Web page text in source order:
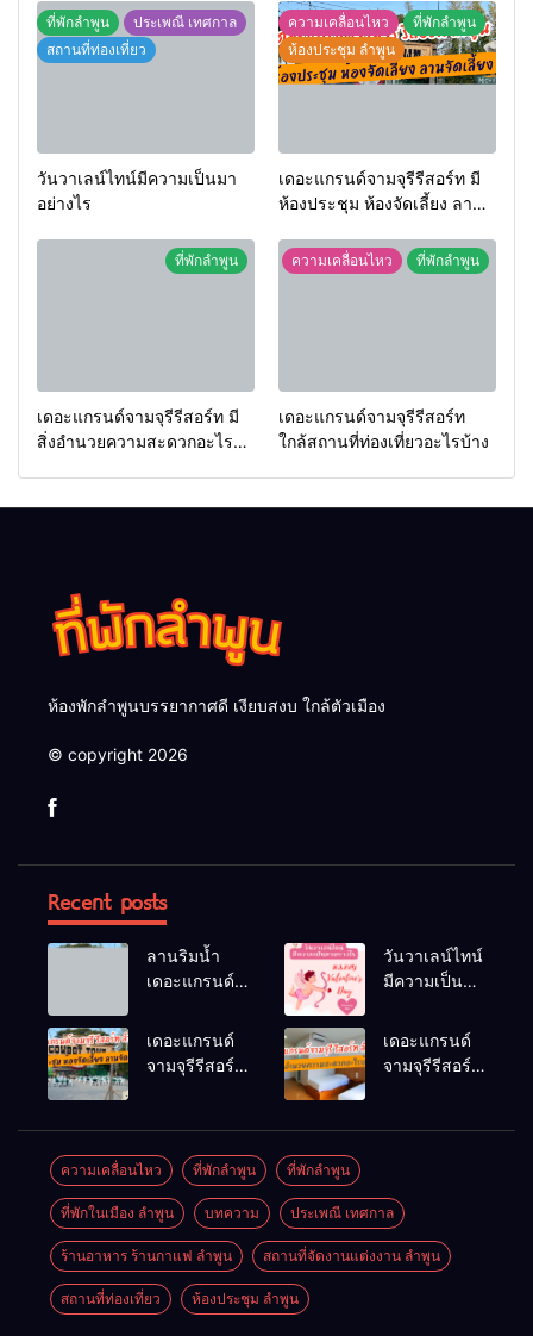
ที่พักลำพูน
ประเพณี เทศกาล
สถานที่ท่องเที่ยว
วันวาเลน์ไทน์มีความเป็นมา
อย่างไร
ความเคลื่อนไหว
ที่พักลำพูน
ห้องประชุม ลำพูน
เดอะแกรนด์จามจุรีรีสอร์ท มี
ห้องประชุม ห้องจัดเลี้ยง ลาน
ที่พักลำพูน
เดอะแกรนด์จามจุรีรีสอร์ท มี
สิ่งอำนวยความสะดวกอะไร
ความเคลื่อนไหว ที่พักลำพูน
เดอะแกรนด์จามจุรีรีสอร์ท
ใกล้สถานที่ท่องเที่ยวอะไรบ้าง
ห้องพักลำพูนบรรยากาศดี เงียบสงบ ใกล้ตัวเมือง
© copyright 2026
Recent posts
ลานริมน้ำ
เดอะแกรนด์
ลำพูน ลานจัด
กิจกรรมกลาง
วันวาเลน์ไทน์
มีความเป็นมา
เดอะแกรนด์
จามจุรีรีสอร์ท
หรือไม่
เดอะแกรนด์
จามจุรีรีสอร์ท
ความเคลื่อนไหว ที่พักลำพูน ที่พักลําพูน
ที่พักในเมือง ลำพูน บทความ ประเพณี เทศกาล
ร้านอาหาร ร้านกาแฟ ลำพูน สถานที่จัดงานแต่งงาน ลำพูน
สถานที่ท่องเที่ยว ห้องประชุม ลำพูน